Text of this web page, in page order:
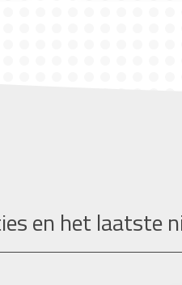
en het laatste